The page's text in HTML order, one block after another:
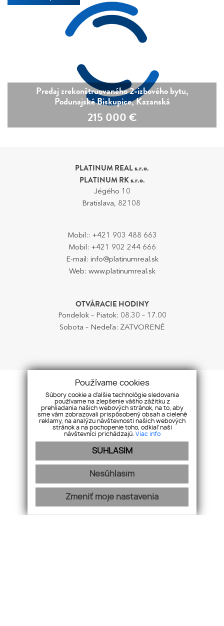
Predaj zrekonštruovaného 2-izbového bytu,
Podunajské Biskupice, Kazanská
215 000€
PLATINUM REAL s.r.o.
PLATINUM RK s.r.o.
Jégého 10
Bratislava, 82108
Mobil:: +421 903 488 663
Mobil: +421 902 244 666
E-mail: info@platinumreal.sk
Web: www.platinumreal.sk
OTVÁRACIE HODINY
Pondelok – Piatok: 08.30 – 17.00
Sobota – Nedeľa: ZATVORENÉ
Používame cookies
Súbory cookie a ďalšie technológie sledovania
používame na zlepšenie vášho zážitku z
prehliadania našich webových stránok, na to, aby
sme vám zobrazovali prispôsobený obsah a cielené
reklamy, na analýzu návštevnosti našich webových
stránok a na pochopenie toho, odkiaľ naši
návštevníci prichádzajú. Viac info
SÚHLASÍM
Nesúhlasím
Zmeniť moje nastavenia